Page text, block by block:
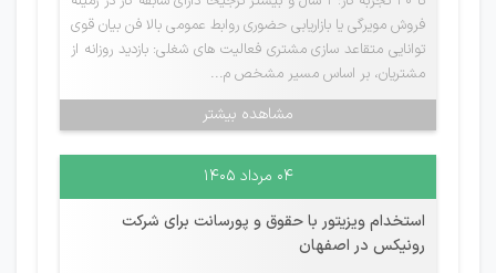
فروش مویرگی یا بازاریابی حضوری روابط عمومی بالا فن بیان قوی
توانایی متقاعد سازی مشتری فعالیت های شغلی: بازدید روزانه از
مشتریان، بر اساس مسیر مشخص م...
مشاهده بیشتر
۰۴ مرداد ۱۴۰۵
استخدام ویزیتور با حقوق و پورسانت برای شرکت
رونیکس در اصفهان